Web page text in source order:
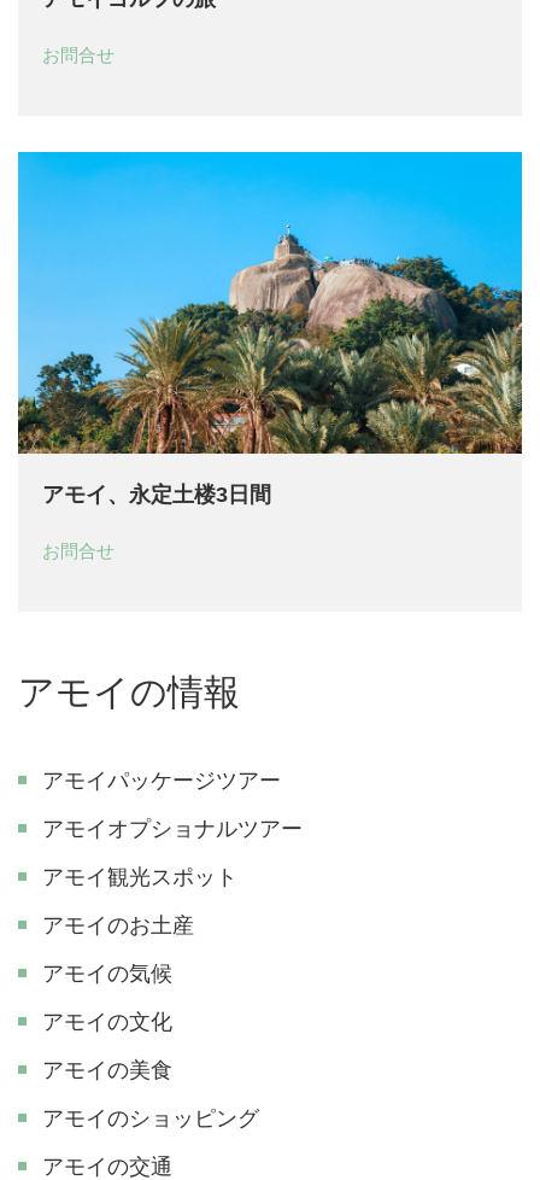
お問合せ
アモイ、永定土楼3日間
お問合せ
アモイの情報
アモイパッケージツアー
アモイオプショナルツアー
アモイ観光スポット
アモイのお土産
アモイの気候
アモイの文化
アモイの美食
アモイのショッピング
アモイの交通